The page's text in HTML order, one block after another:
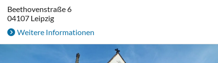
Beethovenstraße 6
04107 Leipzig
Weitere Informationen